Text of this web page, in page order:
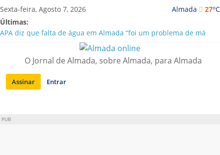
Saltar
para
conteúdo
Almada 27oC
Sexta-feira, Agosto 7, 2026
Últimas:
APA diz que falta de água em Almada “foi um problema de má
Laranjeiro | Cultura pop asiática invade a Casa Amarela
Ponte 25 de Abril celebra 60 anos com programa cultural entre
Lisboa e Almada
Situação de alerta em Almada renovada até final de Agosto
O Jornal de Almada, sobre Almada, para Almada
Assinar Entrar
PUB